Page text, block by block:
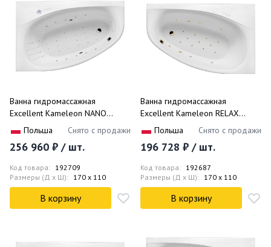
Ванна гидромассажная
Excellent Kameleon NANO
WAEX.KML17.NANO.CR 170x110
(белый глянцевый, хром),
каркас, слив-перелив, левая
Польша Снято с продажи
256 960 ₽ / шт.
Код товара: 192709
Размеры (Д x Ш): 170 x 110
В корзину
Ванна гидромассажная
Excellent Kameleon RELAX
WAEX.KMP17.RELAX.GL 170x110
(белый глянцевый, золотой),
каркас, слив- перелив, правая
Польша Снято с продажи
196 728 ₽ / шт.
Код товара: 192687
Размеры (Д x Ш): 170 x 110
В корзину